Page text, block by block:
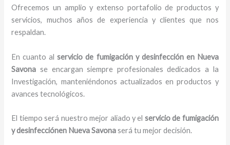
Ofrecemos un amplio y extenso portafolio de productos y
servicios, muchos años de experiencia y clientes que nos
respaldan.
En cuanto alservicio de fumigación y desinfecciónen Nueva
Savonase encargan siempre profesionales dedicados a la
Investigación, manteniéndonos actualizados en productos y
avances tecnológicos.
El tiempo será nuestro mejor aliado y el servicio de fumigación
y desinfecciónen Nueva Savonaserá tu mejor decisión.